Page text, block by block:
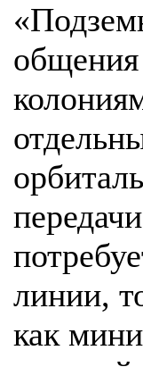
линии,
как